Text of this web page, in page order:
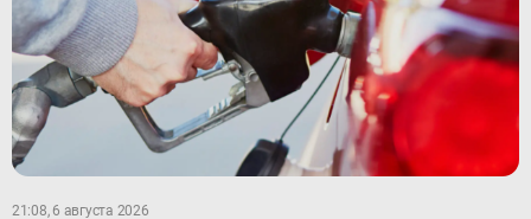
21:08, 6 августа 2026